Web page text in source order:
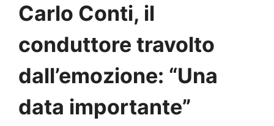
Carlo Conti, il
conduttore travolto
dall’emozione: “Una
data importante”